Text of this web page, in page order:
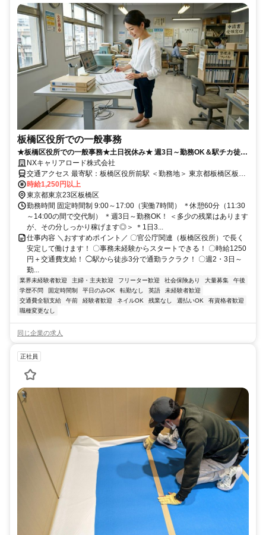
板橋区役所での一般事務
★板橋区役所での一般事務★土日祝休み★ 週3日～勤務OK＆駅チカ徒歩
3分！ ✅️申請書類のチェックや専用システムへの入力業務
NXキャリアロード株式会社
交通アクセス 最寄駅：板橋区役所前駅 ＜勤務地＞ 東京都板橋区板橋
２丁目６５ （板橋区役所内） ＜アクセス＞ 都営三田線「板橋区役所
前駅」～徒歩3分 東武東上線「大山駅」～徒歩10分
時給1,250円以上
東京都東京23区板橋区
勤務時間 固定時間制 9:00～17:00（実働7時間） ＊休憩60分（11:30
～14:00の間で交代制） ＊週3日～勤務OK！ ＜多少の残業はあります
が、その分しっかり稼げます◎＞ ＊1日3...
仕事内容 ＼おすすめポイント／ 〇官公庁関連（板橋区役所）で長く
安定して働けます！ 〇事務未経験からスタートできる！ 〇時給1250
円＋交通費支給！ ◯駅から徒歩3分で通勤ラクラク！ 〇週2・3日～
勤...
業界未経験者歓迎 主婦・主夫歓迎 フリーター歓迎 社会保険あり 大量募集
午後
学歴不問
固定時間制 平日のみOK 転勤なし 英語
未経験者歓迎
交通費全額支給
午前 経験者歓迎 ネイルOK 残業なし 週払いOK
有資格者歓迎
職種変更なし
同じ企業の求人
正社員